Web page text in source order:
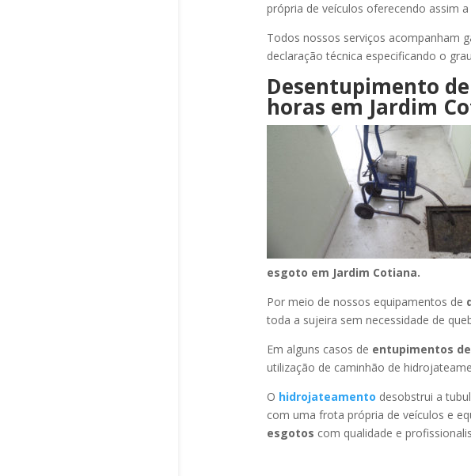
própria de veículos oferecendo assim
Todos nossos serviços acompanham
declaração técnica especificando o
Desentupimento
horas em Jardim
esgoto em Jardim Cotiana.
Por meio de nossos equipamentos de
toda a sujeira sem necessidade de
Em alguns casos de entupimentos
utilização de caminhão de
O hidrojateamento desobstrui a
com uma frota própria de veículos e
esgotos com qualidade e